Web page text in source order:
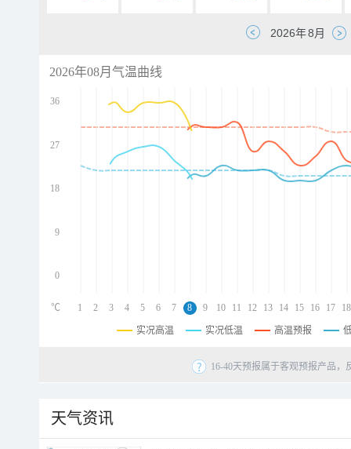
2026年08月气温曲线
36
27
18
9
0
1 2 3 4 5 6 7 8 9 10 11 12 13 14 15 16 17 18
℃
实况高温 实况低温 高温预报
16-40天预报属于客观预报产品
天气资讯